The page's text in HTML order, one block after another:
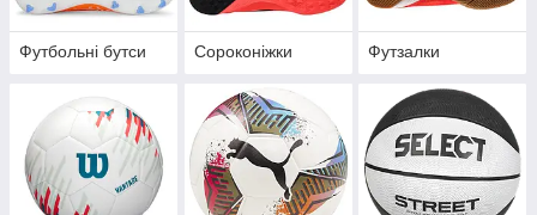
Футбольні бутси Сороконіжки Футзалки